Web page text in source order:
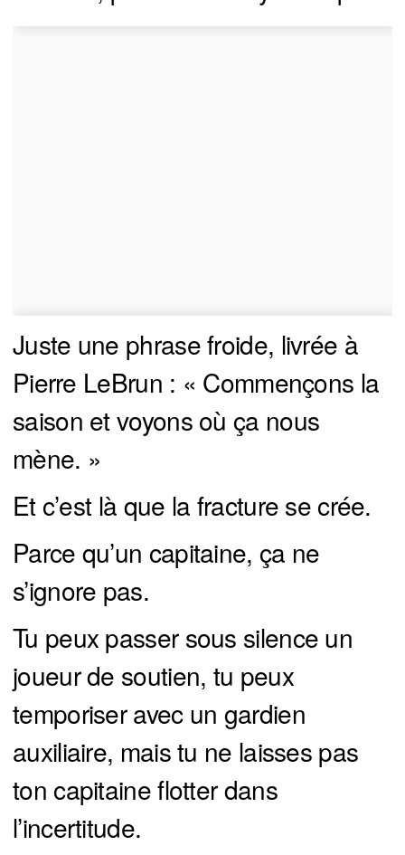
Juste une phrase froide, livrée à
Pierre LeBrun : « Commençons la
saison et voyons où ça nous
mène. »
Et c’est là que la fracture se crée.
Parce qu’un capitaine, ça ne
s’ignore pas.
Tu peux passer sous silence un
joueur de soutien, tu peux
temporiser avec un gardien
auxiliaire, mais tu ne laisses pas
ton capitaine flotter dans
l’incertitude.